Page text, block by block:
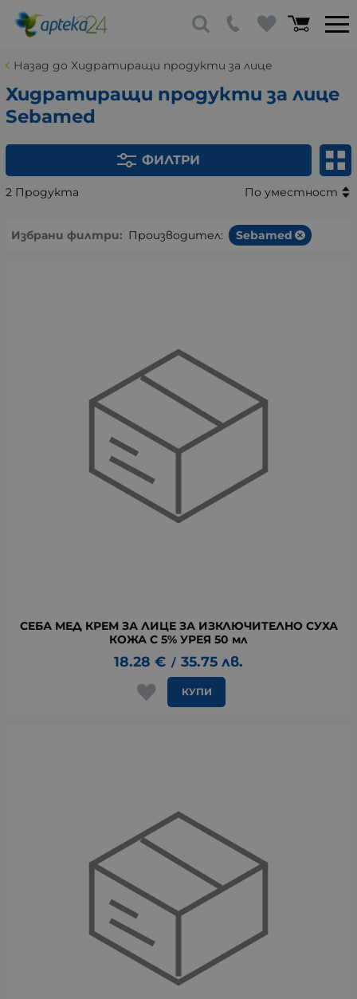
Назад до Хидратиращи продукти за лице
Хидратиращи продукти за лице
Sebamed
ФИЛТРИ
2 Продукта По уместност
Избрани филтри: Производител: Sebamed
СЕБА МЕД КРЕМ ЗА ЛИЦЕ ЗА ИЗКЛЮЧИТЕЛНО СУХА
КОЖА С 5% УРЕЯ 50 мл
18.28 € / 35.75 лв.
КУПИ